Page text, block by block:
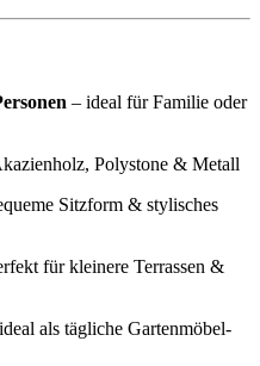
– ideal für Familie oder
Polystone & Metall
Sitzform & stylisches
für kleinere Terrassen &
als tägliche Gartenmöbel-